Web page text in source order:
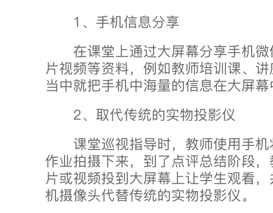
1、手机信息分享
在课堂上通过大屏幕分享手机微
片视频等资料，例如教师培训课、
当中就把手机中海量的信息在大屏
2、取代传统的实物投影仪
课堂巡视指导时，教师使用手机
作业拍摄下来，到了点评总结阶段
片或视频投到大屏幕上让学生观看
机摄像头代替传统的实物投影仪。